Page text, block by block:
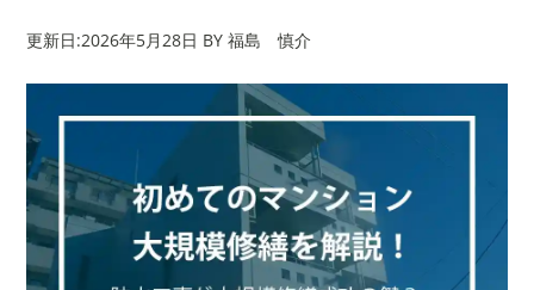
更新日:2026年5月28日 BY 福島 慎介